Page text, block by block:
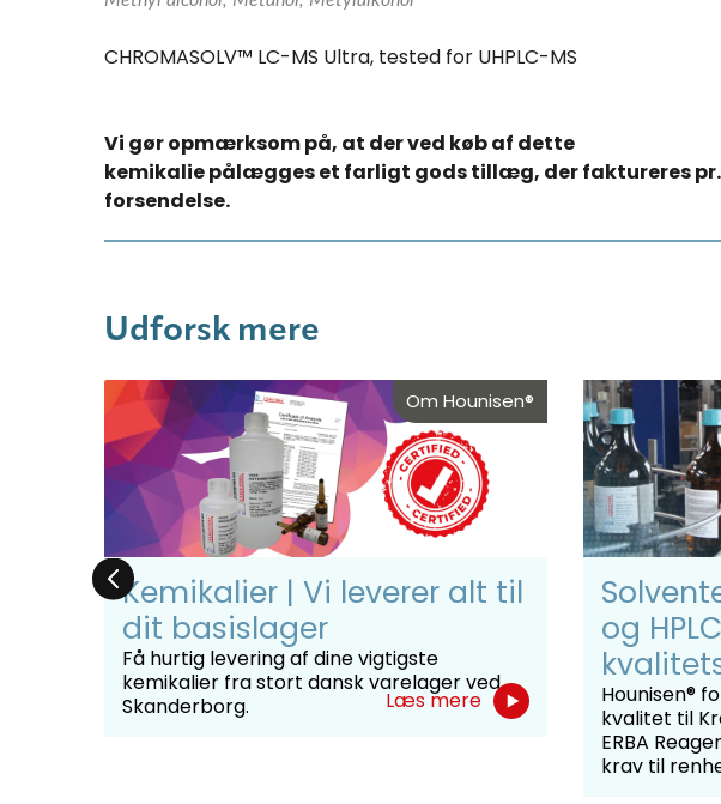
CHROMASOLV™ LC-MS Ultra, tested for UHPLC-MS
Vi gør opmærksom på, at der ved køb af dette
kemikalie pålægges et farligt gods tillæg, der faktureres pr.
forsendelse.​​
Udforsk mere
Om Hounisen®
Kemikalier | Vi leverer alt til
dit basislager
Få hurtig levering af dine vigtigste
kemikalier fra stort dansk varelager ved
Skanderborg.
Læs mere
og
Hounisen®
kvalitet til
ERBA
krav til